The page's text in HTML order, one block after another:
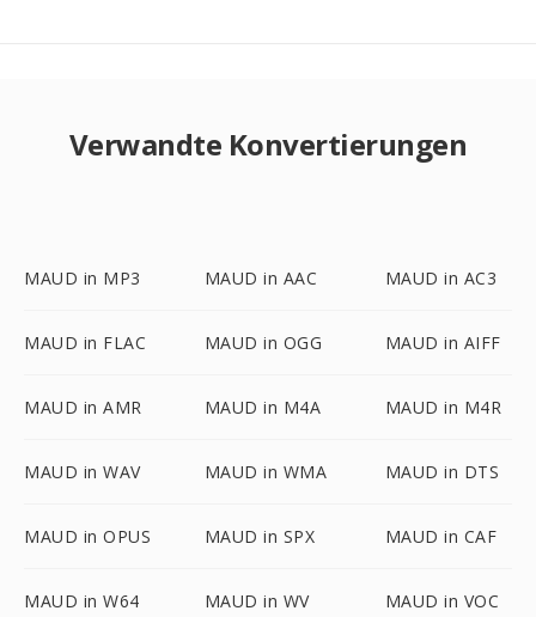
Verwandte Konvertierungen
MAUD in MP3 MAUD in AAC MAUD in AC3
MAUD in FLAC MAUD in OGG MAUD in AIFF
MAUD in AMR MAUD in M4A MAUD in M4R
MAUD in WAV MAUD in WMA MAUD in DTS
MAUD in OPUS MAUD in SPX MAUD in CAF
MAUD in W64 MAUD in WV MAUD in VOC